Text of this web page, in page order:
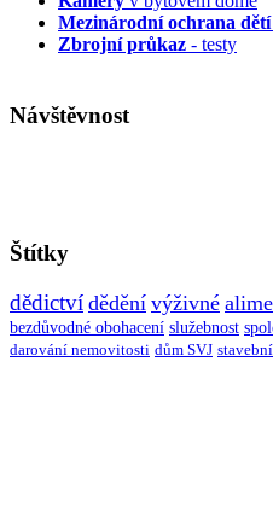
Mezinárodní ochrana dětí
Zbrojní průkaz - testy
Návštěvnost
Štítky
dědictví dědění výživné
bezdůvodné obohacení služebnost
darování nemovitosti dům SVJ